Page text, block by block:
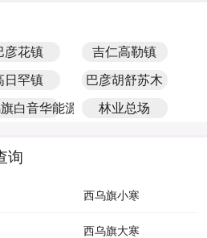
彦花镇 吉仁高勒镇
日罕镇 巴彦胡舒苏木
白音华能源化工园区
林业总场
询
西乌旗小寒
西乌旗大寒